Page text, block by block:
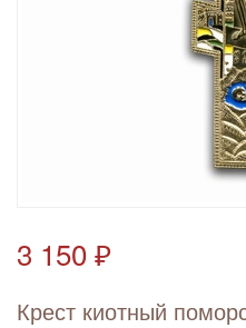
3 150 ₽
Крест киотный